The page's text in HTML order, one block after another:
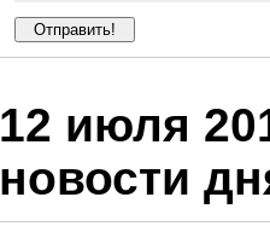
12 июля
новости